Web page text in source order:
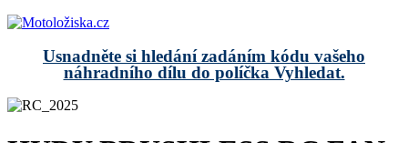
Usnadněte si hledání zadáním kódu vašeho
náhradního dílu do políčka Vyhledat.